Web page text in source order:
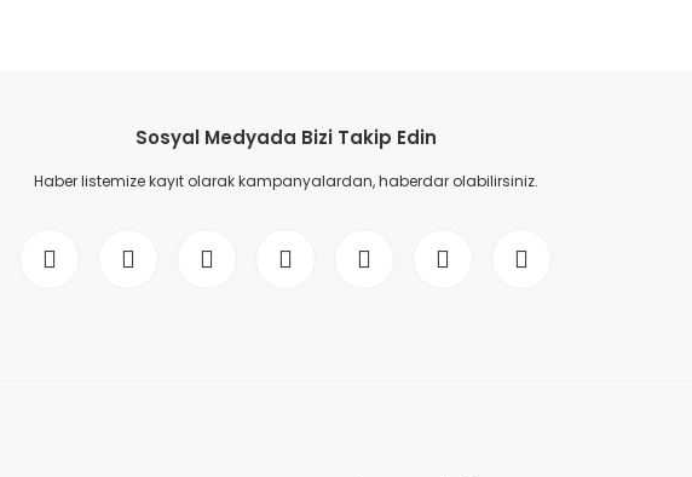
Sosyal Medyada Bizi Takip Edin
Haber listemize kayıt olarak kampanyalardan, haberdar olabilirsiniz.